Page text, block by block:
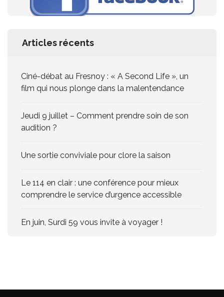
Articles récents
Ciné-débat au Fresnoy : « A Second Life », un
film qui nous plonge dans la malentendance
Jeudi 9 juillet – Comment prendre soin de son
audition ?
Une sortie conviviale pour clore la saison
Le 114 en clair : une conférence pour mieux
comprendre le service d’urgence accessible
En juin, Surdi 59 vous invite à voyager !